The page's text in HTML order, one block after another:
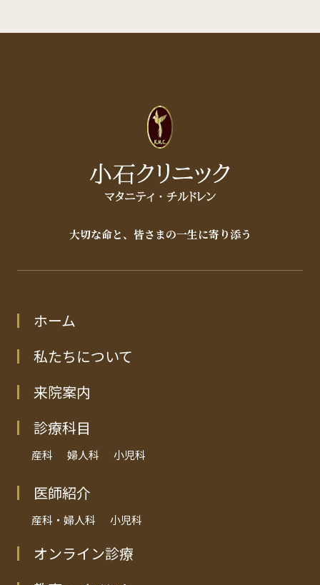
大切な命と、皆さまの一生に寄り添う
ホーム
私たちについて
来院案内
診療科目
産科 婦人科 小児科
医師紹介
産科・婦人科 小児科
オンライン診療